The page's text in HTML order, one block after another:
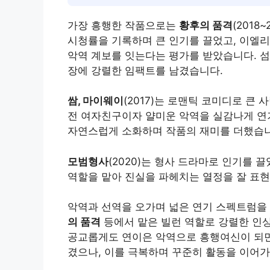
가장 흥행한 작품으로는 황후의 품격
시청률을 기록하며 큰 인기를 끌었고, 이엘
악역 계보를 잇는다는 평가를 받았습니다.
장에 강렬한 임팩트를 남겼습니다.
쌈, 마이웨이 (2017)는 로맨틱 코미디로 큰
전 여자친구이자 얄미운 악역을 실감나게
자연스럽게 소화하며 작품의 재미를 더했습
모범형사(2020)는 형사 드라마로 인기를 끌
역할을 맡아 진실을 파헤치는 열정을 잘 표
악역과 선역을 오가며 넓은 연기 스펙트럼
의 품격 등에서 맡은 빌런 역할로 강렬한 인
공교롭게도 연이은 악역으로 흥행여신이
겼으나, 이를 극복하며 꾸준히 활동을 이어